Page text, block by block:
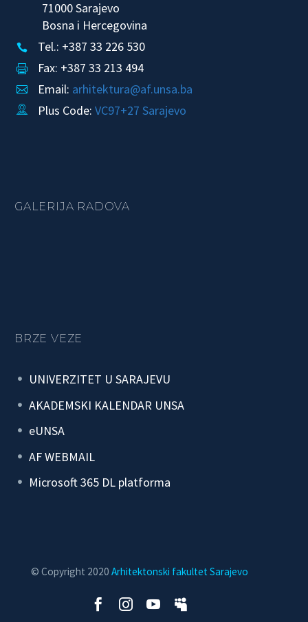
71000 Sarajevo
Bosna i Hercegovina

 Tel.: +387 33 226 530

 Fax: +387 33 213 494

 Email: arhitektura@af.unsa.ba

 Plus Code: VC97+27 Sarajevo
GALERIJA RADOVA
BRZE VEZE
UNIVERZITET U SARAJEVU
AKADEMSKI KALENDAR UNSA
eUNSA
AF WEBMAIL
Microsoft 365 DL platforma
© Copyright 2020 Arhitektonski fakultet Sarajevo